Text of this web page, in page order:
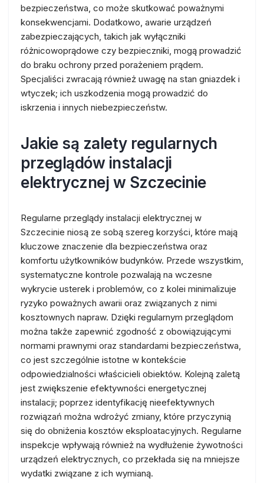
bezpieczeństwa, co może skutkować poważnymi
konsekwencjami. Dodatkowo, awarie urządzeń
zabezpieczających, takich jak wyłączniki
różnicowoprądowe czy bezpieczniki, mogą prowadzić
do braku ochrony przed porażeniem prądem.
Specjaliści zwracają również uwagę na stan gniazdek i
wtyczek; ich uszkodzenia mogą prowadzić do
iskrzenia i innych niebezpieczeństw.
Jakie są zalety regularnych
przeglądów instalacji
elektrycznej w Szczecinie
Regularne przeglądy instalacji elektrycznej w
Szczecinie niosą ze sobą szereg korzyści, które mają
kluczowe znaczenie dla bezpieczeństwa oraz
komfortu użytkowników budynków. Przede wszystkim,
systematyczne kontrole pozwalają na wczesne
wykrycie usterek i problemów, co z kolei minimalizuje
ryzyko poważnych awarii oraz związanych z nimi
kosztownych napraw. Dzięki regularnym przeglądom
można także zapewnić zgodność z obowiązującymi
normami prawnymi oraz standardami bezpieczeństwa,
co jest szczególnie istotne w kontekście
odpowiedzialności właścicieli obiektów. Kolejną zaletą
jest zwiększenie efektywności energetycznej
instalacji; poprzez identyfikację nieefektywnych
rozwiązań można wdrożyć zmiany, które przyczynią
się do obniżenia kosztów eksploatacyjnych. Regularne
inspekcje wpływają również na wydłużenie żywotności
urządzeń elektrycznych, co przekłada się na mniejsze
wydatki związane z ich wymianą.